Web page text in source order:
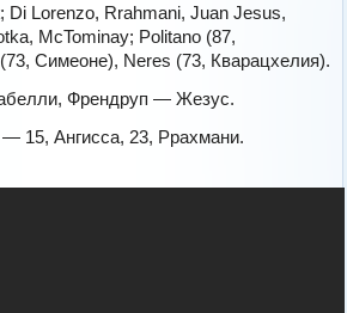
Di Lorenzo, Rrahmani, Juan Jesus,
McTominay; Politano (87,
Симеоне), Neres (73, Кварацхелия).
Френдруп — Жезус.
15, Ангисса, 23, Ррахмани.